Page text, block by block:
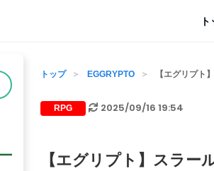
トップ EGGRYPTO 【エグリプト
RPG 2025/09/16 19:54
【エグリプト】スラー